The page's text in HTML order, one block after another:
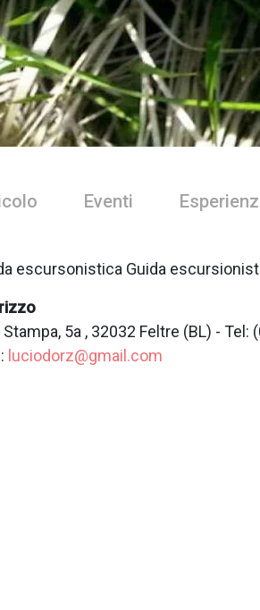
Eventi
escursonistica Guida
Stampa, 5a , 32032 Feltre (BL) -
luciodorz@gmail.com